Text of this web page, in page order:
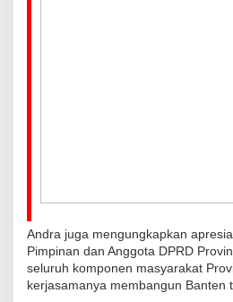
Andra juga mengungkapkan
Pimpinan dan Anggota DPRD
seluruh komponen masyarakat
kerjasamanya membangun Banten